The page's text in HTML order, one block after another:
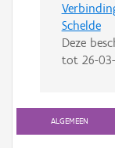
Schelde
Deze
tot 26-
ALGEMEEN